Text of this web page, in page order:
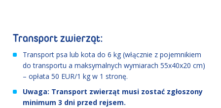
Transport zwierząt:
Transport psa lub kota do 6 kg (włącznie z pojemnikiem
do transportu a maksymalnych wymiarach 55x40x20 cm)
– opłata 50 EUR/1 kg w 1 stronę.
Uwaga: Transport zwierząt musi zostać zgłoszony
minimum 3 dni przed rejsem.